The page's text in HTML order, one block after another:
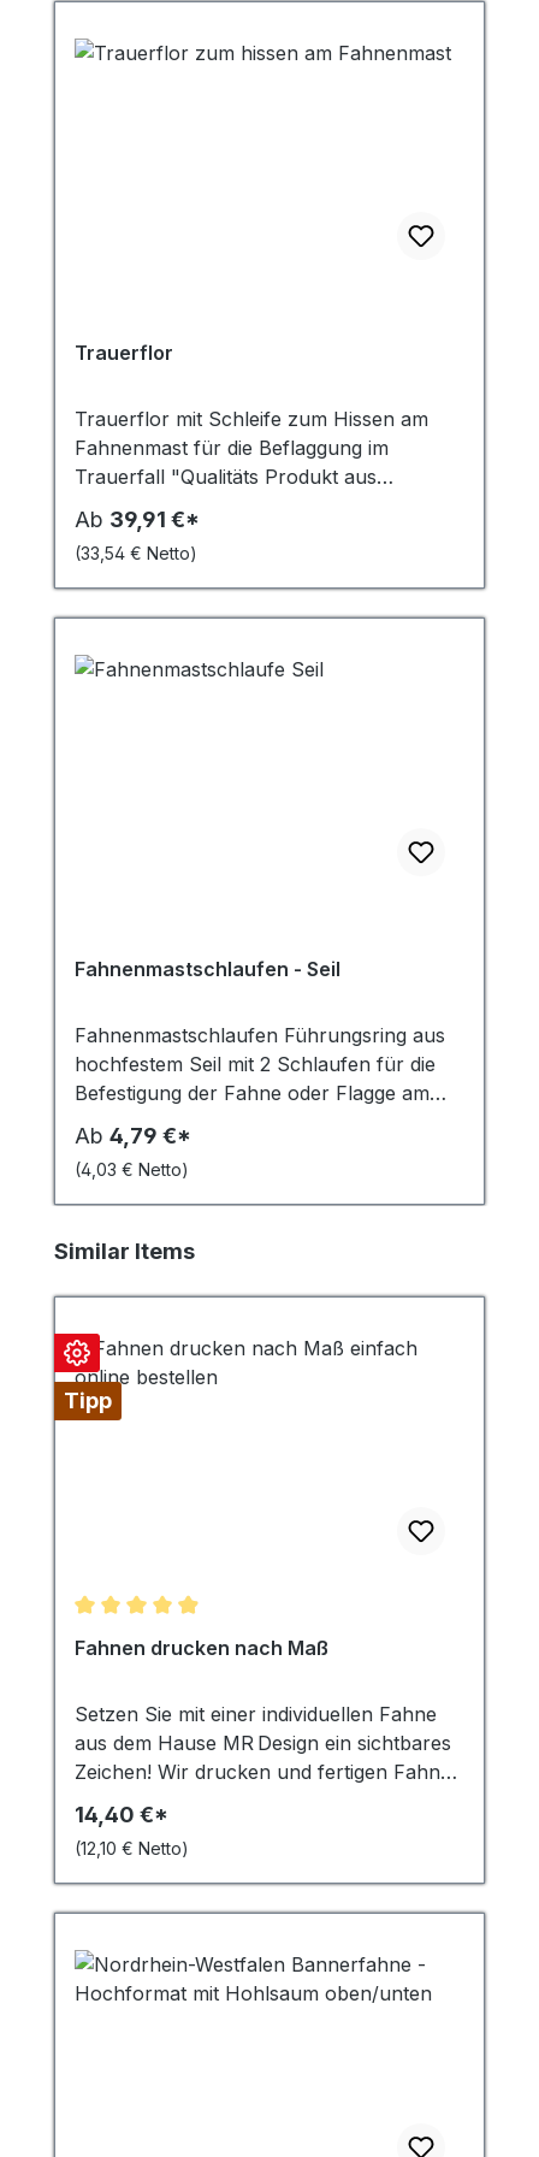
Holz, zwei Ringschrauben und eine
Schnur mit Haken zum Aufhängen.
Trauerflor
Trauerflor mit Schleife zum Hissen am
Fahnenmast für die Beflaggung im
Trauerfall "Qualitäts Produkt aus
hauseigener Produktion". Genäht aus
schwarzem Fahnenstoff 110G/m², 100 %
Polyester. Breite 20/35 cm Höhe ab 50
cm bis 200 cm. Für die öffentliche/private
Beflaggung aufgrund eines Trauerfalls
sowie am Volkstrauertag und am
Gedenktag 27. Januar werden die
Ab 39,91 €*
(33,54 € Netto)
Fahnenmastschlaufen - Seil
Fahnenmastschlaufen Führungsring aus
hochfestem Seil mit 2 Schlaufen für die
Befestigung der Fahne oder Flagge am
Mast. 42 cm lang, Seildurchmesser 4 mm.
Für Masten bis 100 mm Durchmesser.
Wahlweise: Fahnenmastschlaufe per
Stück, 4er Set, 5er Set, mit
Fahnengewicht 400 g.
Ab 4,79 €*
(4,03 € Netto)
Produktgalerie überspringen
Similar Items
Tipp
Durchschnittliche Bewertung von 4.94 von 5
Fahnen drucken nach Maß
Setzen Sie mit einer individuellen Fahne
aus dem Hause MR Design ein sichtbares
Zeichen! Wir drucken und fertigen Fahnen
exakt nach Ihren Vorgaben – in jeder
Größe, mit brillanter Farbwiedergabe,
langlebigem Material und professioneller
Verarbeitung. Ideal für Unternehmen,
Vereine oder Veranstaltungspromotion.
Ihre Vorteile auf einen Blick
Maßanfertigung in jeder Größe & Form
Wetterfest, UV‑beständig & B1 zertifiziert
14,40 €*
(12,10 € Netto)